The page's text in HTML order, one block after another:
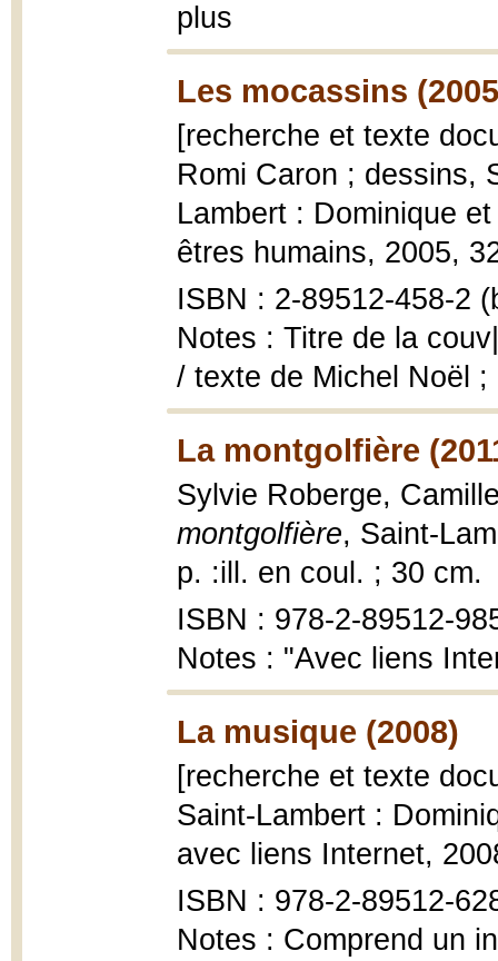
plus
Les mocassins
[recherche et texte
Romi Caron ; dessins,
Lambert : Dominique
êtres humains, 2005,
ISBN : 2-89512-458-2
Notes : Titre de la
/ texte de Michel Noël
La montgolfière
Sylvie Roberge,
montgolfière, Saint-
p. :ill. en coul. ; 30 cm.
ISBN : 978-2-89512-
Notes : "Avec liens
La musique (2008)
[recherche et texte
Saint-Lambert :
avec liens Internet,
ISBN : 978-2-89512-
Notes : Comprend un